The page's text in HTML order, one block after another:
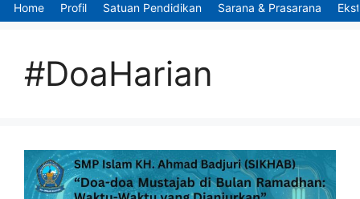
Home Profil Satuan Pendidikan Sarana & Prasarana
#DoaHarian